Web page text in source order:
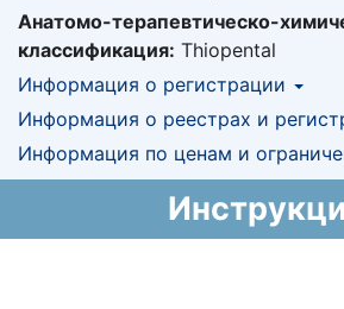
Анатомо-терапевтическо-
классификация: Thiopental
Информация о регистрации
Номер регистрации в РК:№ РК-
Информация о регистрации в РК:
13.07.2031
Информация о реестрах и
КНФ (ЛС включено в
национальный формуляр
ЕД (Включено в Список
Информация по ценам и